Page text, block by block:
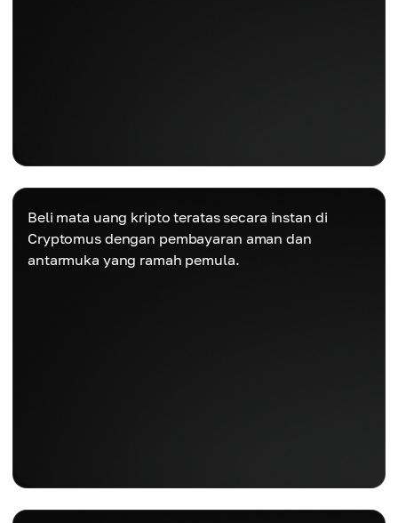
Beli mata uang kripto teratas secara instan di
Cryptomus dengan pembayaran aman dan
antarmuka yang ramah pemula.